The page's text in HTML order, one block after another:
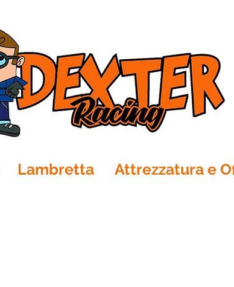
Lambretta Attrezzatura e